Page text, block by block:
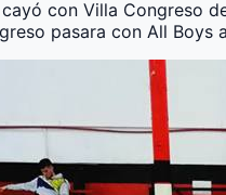
con Villa Congreso
pasara con All Boys